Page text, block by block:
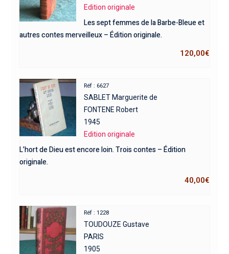
Edition originale
Les sept femmes de la Barbe-Bleue et
autres contes merveilleux – Édition originale.
120,00€
Réf : 6627
SABLET Marguerite de
FONTENE Robert
1945
Edition originale
L’hort de Dieu est encore loin. Trois contes – Édition
originale.
40,00€
Réf : 1228
TOUDOUZE Gustave
PARIS
1905